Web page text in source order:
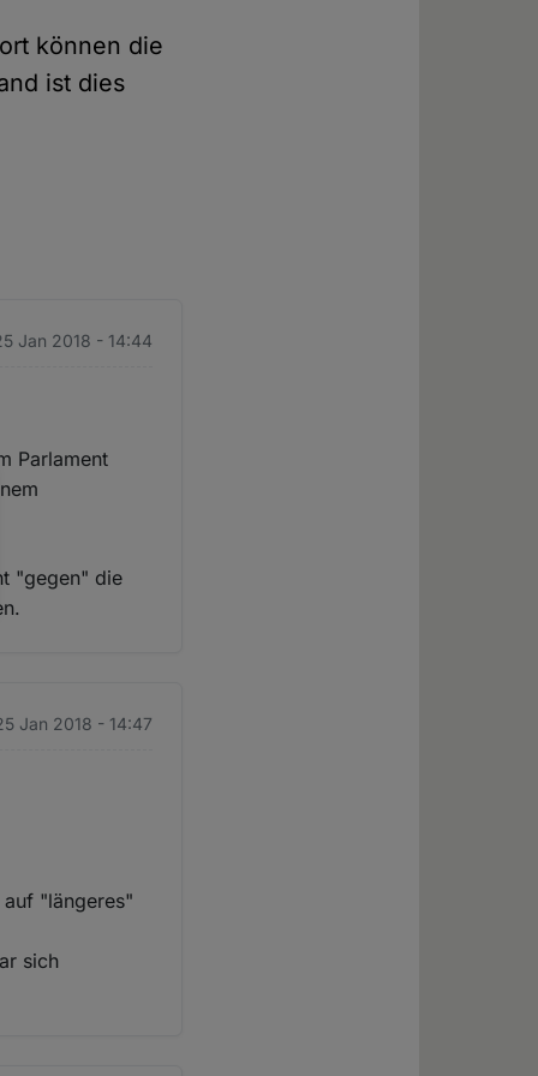
können die
ist dies
Jan 2018 - 14:44
Parlament
"gegen" die
Jan 2018 - 14:47
"längeres"
sich